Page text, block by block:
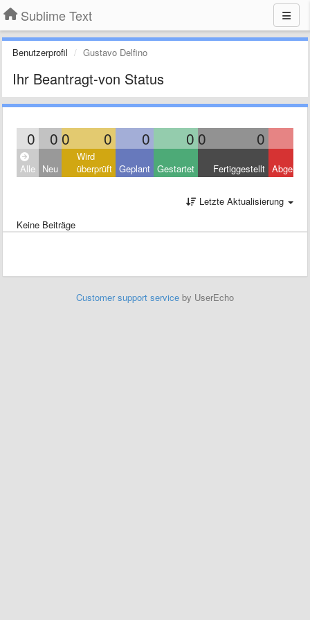
Sublime Text
Benutzerprofil Gustavo Delfino
Ihr Beantragt-von Status
0 0 0 0 0 0 0 0
Alle Neu
Wird
überprüft Geplant Gestartet Fertiggestellt
Letzte Aktualisierung
Keine Beiträge
Customer support service by UserEcho